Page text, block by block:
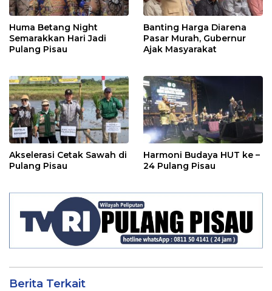
Huma Betang Night
Semarakkan Hari Jadi
Pulang Pisau
Banting Harga Diarena
Pasar Murah, Gubernur
Ajak Masyarakat
Akselerasi Cetak Sawah di
Pulang Pisau
Harmoni Budaya HUT ke –
24 Pulang Pisau
Berita Terkait